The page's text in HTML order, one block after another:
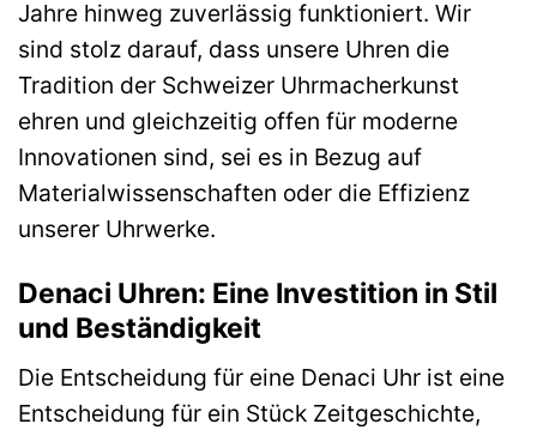
Jahre hinweg zuverlässig funktioniert. Wir
sind stolz darauf, dass unsere Uhren die
Tradition der Schweizer Uhrmacherkunst
ehren und gleichzeitig offen für moderne
Innovationen sind, sei es in Bezug auf
Materialwissenschaften oder die Effizienz
unserer Uhrwerke.
Denaci Uhren: Eine Investition in Stil
und Beständigkeit
Die Entscheidung für eine Denaci Uhr ist eine
Entscheidung für ein Stück Zeitgeschichte,